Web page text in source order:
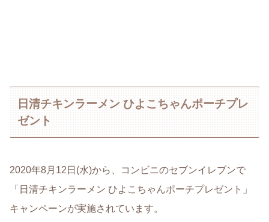
日清チキンラーメン ひよこちゃんポーチプレ
ゼント
2020年8月12日(水)から、コンビニのセブンイレブンで
「日清チキンラーメン ひよこちゃんポーチプレゼント」
キャンペーンが実施されています。